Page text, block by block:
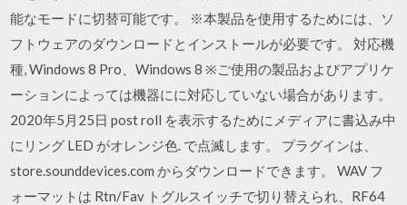
能なモードに切替可能です。 ※本製品を使用するためには、ソ
フトウェアのダウンロードとインストールが必要です。 対応機
種, Windows 8 Pro、Windows 8 ※ご使用の製品およびアプリケ
ーションによっては機器にに対応していない場合があります。
2020年5月25日 post roll を表示するためにメディアに書込み中
にリング LED がオレンジ色. で点滅します。 プラグインは、
store.sounddevices.com からダウンロードできます。 WAV フ
ォーマットは Rtn/Fav トグルスイッチで切り替えられ、RF64